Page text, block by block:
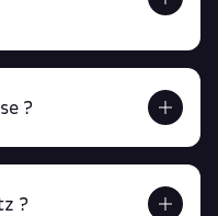
cliquant ici !
?
?